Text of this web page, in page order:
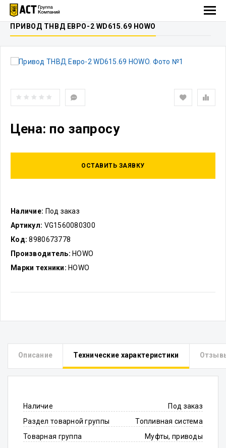
ПРИВОД ТНВД ЕВРО-2 WD615.69 HOWO
Наличие: Под заказ
Артикул: VG1560080300
Код: 8980673778
Производитель: HOWO
Марки техники: HOWO
Цена: по запросу
ОСТАВИТЬ ЗАЯВКУ
Описание Технические характеристики
Наличие
Под заказ
Раздел товарной группы
Топливная система
Товарная группа
Муфты, приводы